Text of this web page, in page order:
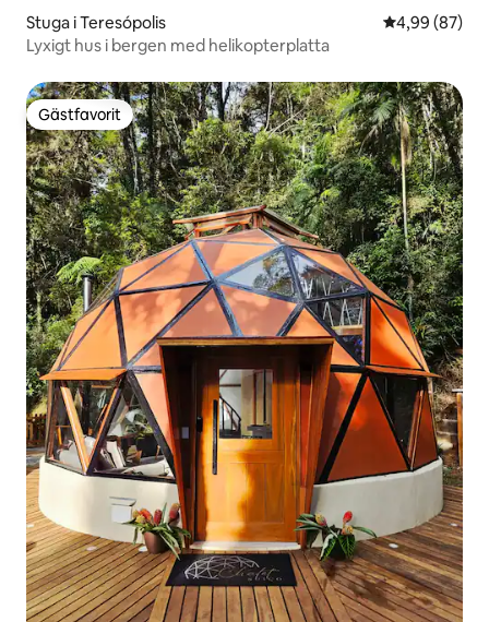
Stuga i Teresópolis 4,99 av 5 i
4,99 (87)
Lyxigt hus i bergen med helikopterplatta
Gästfavorit
Gästfavorit